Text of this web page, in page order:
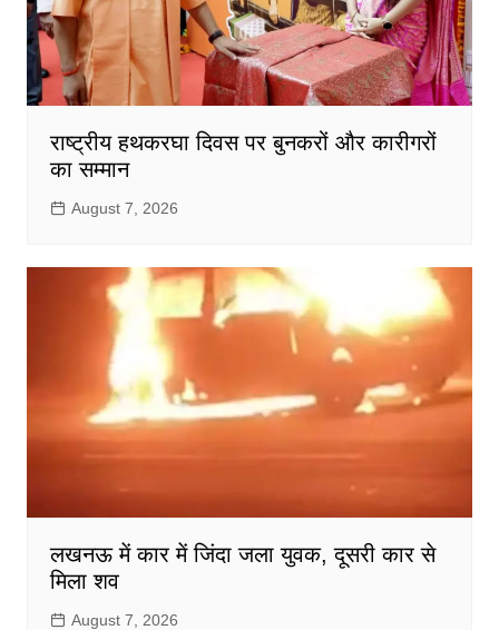
राष्ट्रीय हथकरघा दिवस पर बुनकरों और कारीगरों
का सम्मान
August 7, 2026
लखनऊ में कार में जिंदा जला युवक, दूसरी कार से
मिला शव
August 7, 2026